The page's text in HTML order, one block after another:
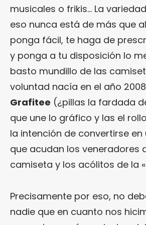
musicales o frikis… La
eso nunca está de más que
ponga fácil, te haga de
y ponga a tu disposición lo
basto mundillo de las
voluntad nacía en el año
Grafitee (¿pillas la fardada
que une lo gráfico y las el
la intención de convertirse
que acudan los veneradores
camiseta y los acólitos de la
Precisamente por eso, no
nadie que en cuanto nos